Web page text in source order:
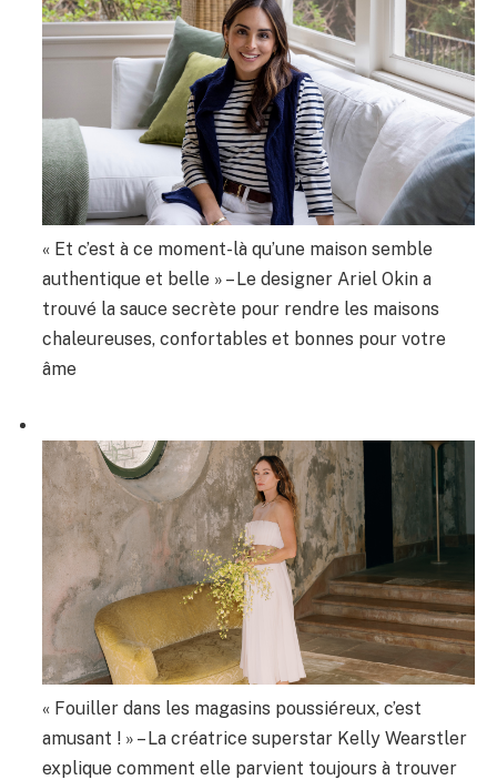
« Et c’est à ce moment-là qu’une maison semble
authentique et belle » – Le designer Ariel Okin a
trouvé la sauce secrète pour rendre les maisons
chaleureuses, confortables et bonnes pour votre
âme
« Fouiller dans les magasins poussiéreux, c’est
amusant ! » – La créatrice superstar Kelly Wearstler
explique comment elle parvient toujours à trouver